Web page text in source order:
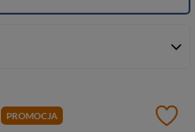
PROMOCJA